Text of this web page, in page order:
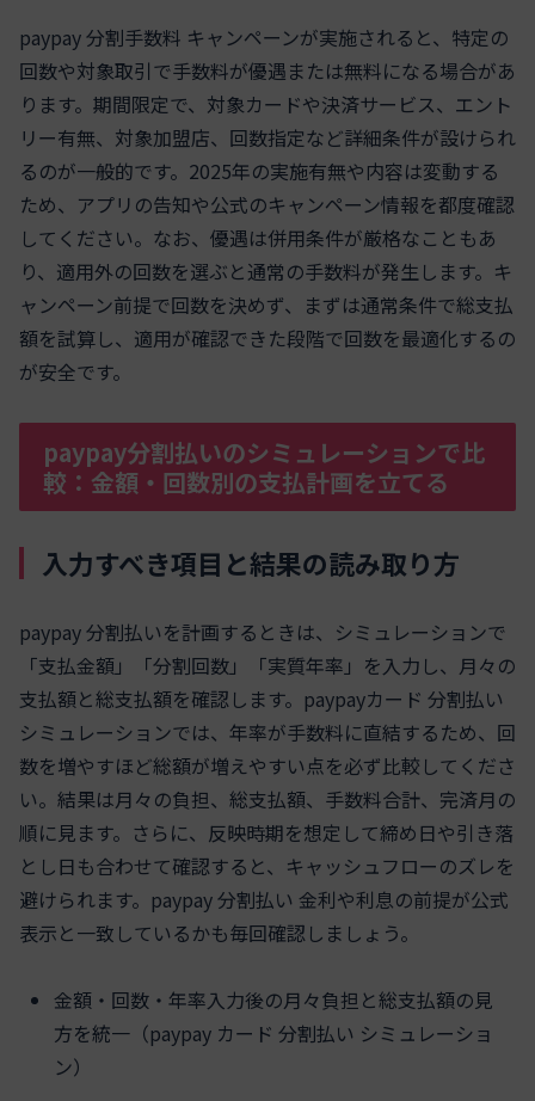
paypay 分割手数料 キャンペーンが実施されると、特定の
回数や対象取引で手数料が優遇または無料になる場合があ
ります。期間限定で、対象カードや決済サービス、エント
リー有無、対象加盟店、回数指定など詳細条件が設けられ
るのが一般的です。2025年の実施有無や内容は変動する
ため、アプリの告知や公式のキャンペーン情報を都度確認
してください。なお、優遇は併用条件が厳格なこともあ
り、適用外の回数を選ぶと通常の手数料が発生します。キ
ャンペーン前提で回数を決めず、まずは通常条件で総支払
額を試算し、適用が確認できた段階で回数を最適化するの
が安全です。
paypay分割払いのシミュレーションで比
較：金額・回数別の支払計画を立てる
入力すべき項目と結果の読み取り方
paypay 分割払いを計画するときは、シミュレーションで
「支払金額」「分割回数」「実質年率」を入力し、月々の
支払額と総支払額を確認します。paypayカード 分割払い
シミュレーションでは、年率が手数料に直結するため、回
数を増やすほど総額が増えやすい点を必ず比較してくださ
い。結果は月々の負担、総支払額、手数料合計、完済月の
順に見ます。さらに、反映時期を想定して締め日や引き落
とし日も合わせて確認すると、キャッシュフローのズレを
避けられます。paypay 分割払い 金利や利息の前提が公式
表示と一致しているかも毎回確認しましょう。
金額・回数・年率入力後の月々負担と総支払額の見
方を統一（paypay カード 分割払い シミュレーショ
ン）